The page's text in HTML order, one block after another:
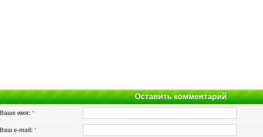
Оставить комментарий
Ваше имя: *
Ваш e-mail: *